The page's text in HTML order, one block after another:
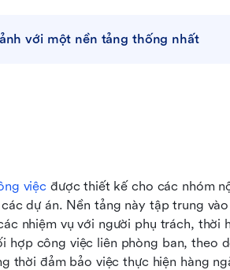
với một nền tảng thống nhất
việc được thiết kế cho các nhóm
dự án. Nền tảng này tập trung
nhiệm vụ với người phụ trách, thời
hợp công việc liên phòng ban, theo
thời đảm bảo việc thực hiện hàng